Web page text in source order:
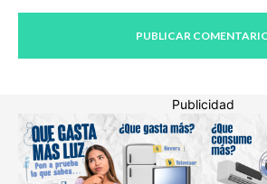
Publicidad